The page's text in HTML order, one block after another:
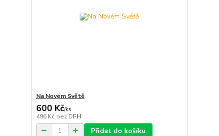
Na Novém Světě
600 Kč/ks
496 Kč bez DPH
Přidat do košíku